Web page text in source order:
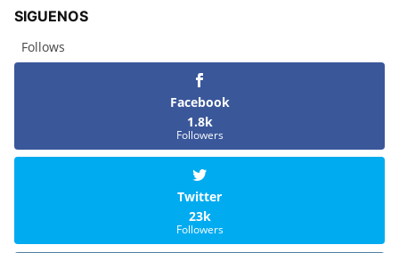
SIGUENOS
Follows
Facebook
1.8k
Followers
Twitter
23k
Followers